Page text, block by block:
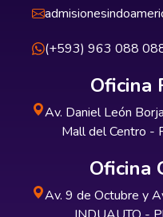
(+593) 963 088
Oficina
Av. Daniel León
Mall del Centro -
Oficina
Av. 9 de Octubre y